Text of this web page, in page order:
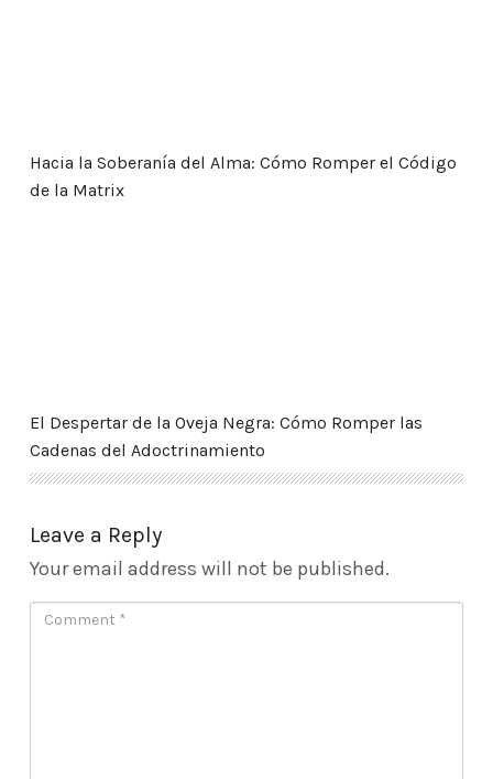
Hacia la Soberanía del Alma: Cómo Romper el Código
de la Matrix
El Despertar de la Oveja Negra: Cómo Romper las
Cadenas del Adoctrinamiento
Leave a Reply
Your email address will not be published.